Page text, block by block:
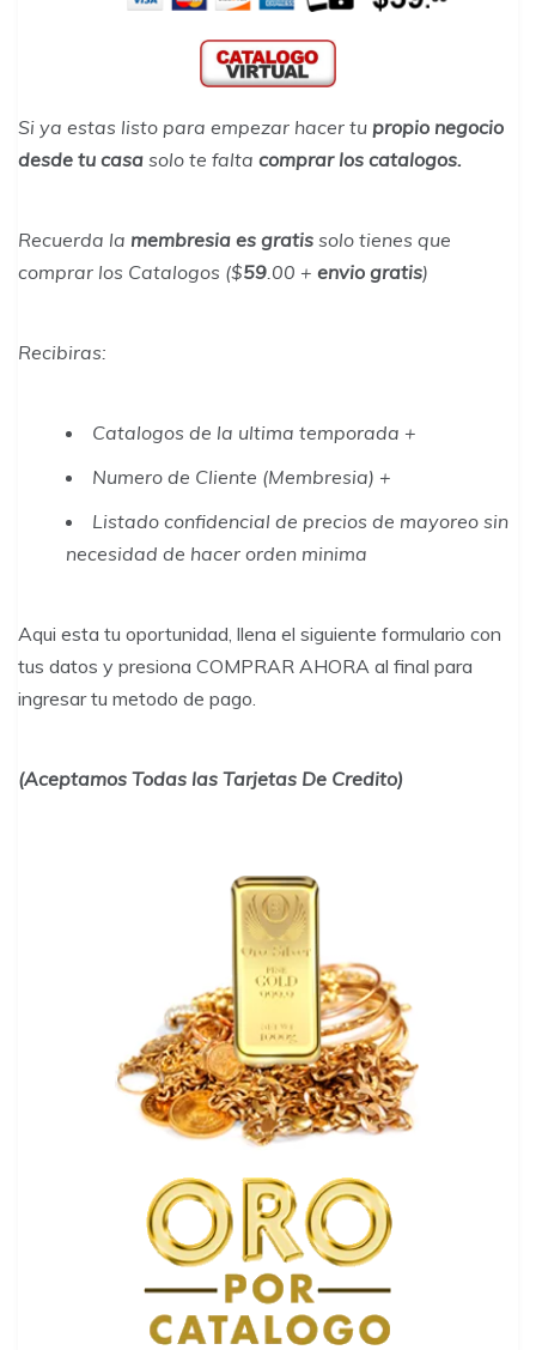
Si ya estas listo para empezar hacer tu propio negocio
desde tu casa solo te falta comprar los catalogos.
Recuerda la membresia es gratis solo tienes que
comprar los Catalogos ($59.00 + envio gratis)
Recibiras:
Catalogos de la ultima temporada +
Numero de Cliente (Membresia) +
Listado confidencial de precios de mayoreo sin
necesidad de hacer orden minima
Aqui esta tu oportunidad, llena el siguiente formulario con
tus datos y presiona COMPRAR AHORA al final para
ingresar tu metodo de pago.
(Aceptamos Todas las Tarjetas De Credito)